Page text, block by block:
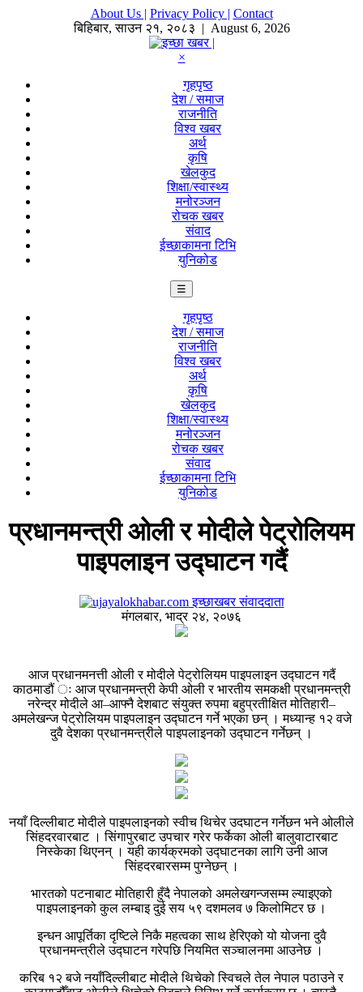
About Us | Privacy Policy | Contact
बिहिबार,साउन २१, २०८३ | August 6, 2026
×
गृहपृष्ठ
देश / समाज
राजनीति
विश्व खबर
अर्थ
कृषि
खेलकुद
शिक्षा/स्वास्थ्य
मनोरञ्जन
रोचक खबर
संवाद
ईच्छाकामना टिभि
युनिकोड
☰
गृहपृष्ठ
देश / समाज
राजनीति
विश्व खबर
अर्थ
कृषि
खेलकुद
शिक्षा/स्वास्थ्य
मनोरञ्जन
रोचक खबर
संवाद
ईच्छाकामना टिभि
युनिकोड
प्रधानमन्त्री ओली र मोदीले पेट्रोलियम
पाइपलाइन उद्घाटन गदैं
इच्छाखबर संवाददाता
मंगलबार, भाद्र २४, २०७६
आज प्रधानमनत्ती ओली र मोदीले पेट्रोलियम पाइपलाइन उद्घाटन गदैं
काठमाडौं ः आज प्रधानमन्त्री केपी ओली र भारतीय समकक्षी प्रधानमन्त्री
नरेन्द्र मोदीले आ–आफ्नै देशबाट संयुक्त रुपमा बहुप्रतीक्षित मोतिहारी–
अमलेखन्ज पेट्रोलियम पाइपलाइन उद्घाटन गर्ने भएका छन् । मध्यान्ह १२ वजे
दुवै देशका प्रधानमन्त्रीले पाइपलाइनको उद्घाटन गर्नेछन् ।
नयाँ दिल्लीबाट मोदीले पाइपलाइनको स्वीच थिचेर उदघाटन गर्नेछन भने ओलीले
सिंहदरवारबाट । सिंगापुरबाट उपचार गरेर फर्केका ओली बालुवाटारबाट
निस्केका थिएनन् । यही कार्यक्रमको उद्घाटनका लागि उनी आज
सिंहदरबारसम्म पुग्नेछन् ।
भारतको पटनाबाट मोतिहारी हुँदै नेपालको अमलेखगन्जसम्म ल्याइएको
पाइपलाइनको कुल लम्बाइ दुई सय ५९ दशमलव ७ किलोमिटर छ ।
इन्धन आपूर्तिका दृष्टिले निकै महत्वका साथ हेरिएको यो योजना दुवै
प्रधानमन्त्रीले उद्घाटन गरेपछि नियमित सञ्चालनमा आउनेछ ।
करिब १२ बजे नयाँदिल्लीबाट मोदीले थिचेको स्विचले तेल नेपाल पठाउने र